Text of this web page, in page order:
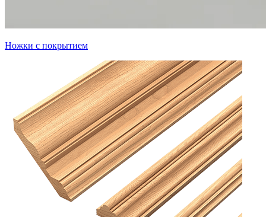
Ножки с покрытием